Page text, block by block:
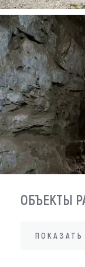
ОБЪЕКТЫ
ПОКАЗАТЬ